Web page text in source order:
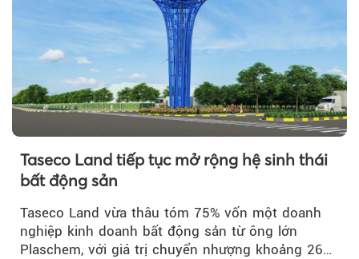
Taseco Land tiếp tục mở rộng hệ sinh thái
bất động sản
Taseco Land vừa thâu tóm 75% vốn một doanh
nghiệp kinh doanh bất động sản từ ông lớn
Plaschem, với giá trị chuyển nhượng khoảng 262